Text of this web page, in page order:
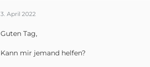
3. April 2022
Guten Tag,
Kann mir jemand helfen?